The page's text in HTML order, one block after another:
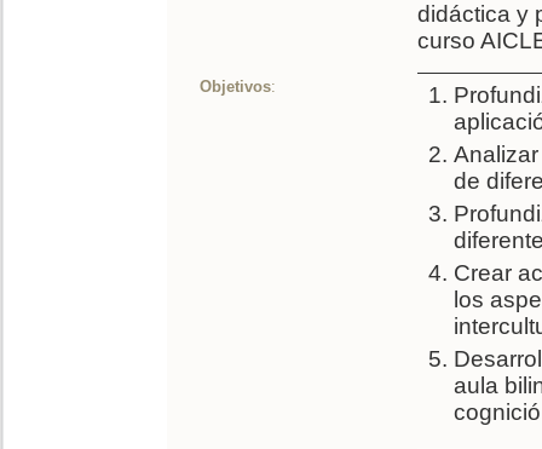
didáctica y
curso
Objetivos:
de
Crear
los
aula